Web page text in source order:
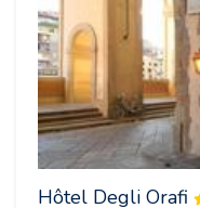
Hôtel Degli Orafi